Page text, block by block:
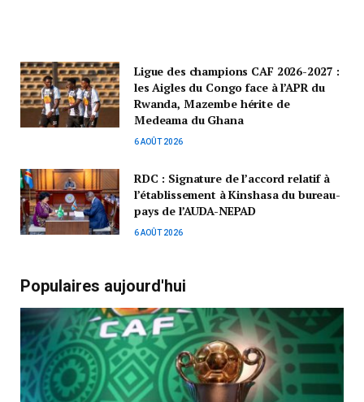
Ligue des champions CAF 2026-2027 :
les Aigles du Congo face à l’APR du
Rwanda, Mazembe hérite de
Medeama du Ghana
6 AOÛT 2026
RDC : Signature de l’accord relatif à
l’établissement à Kinshasa du bureau-
pays de l’AUDA-NEPAD
6 AOÛT 2026
Populaires aujourd'hui